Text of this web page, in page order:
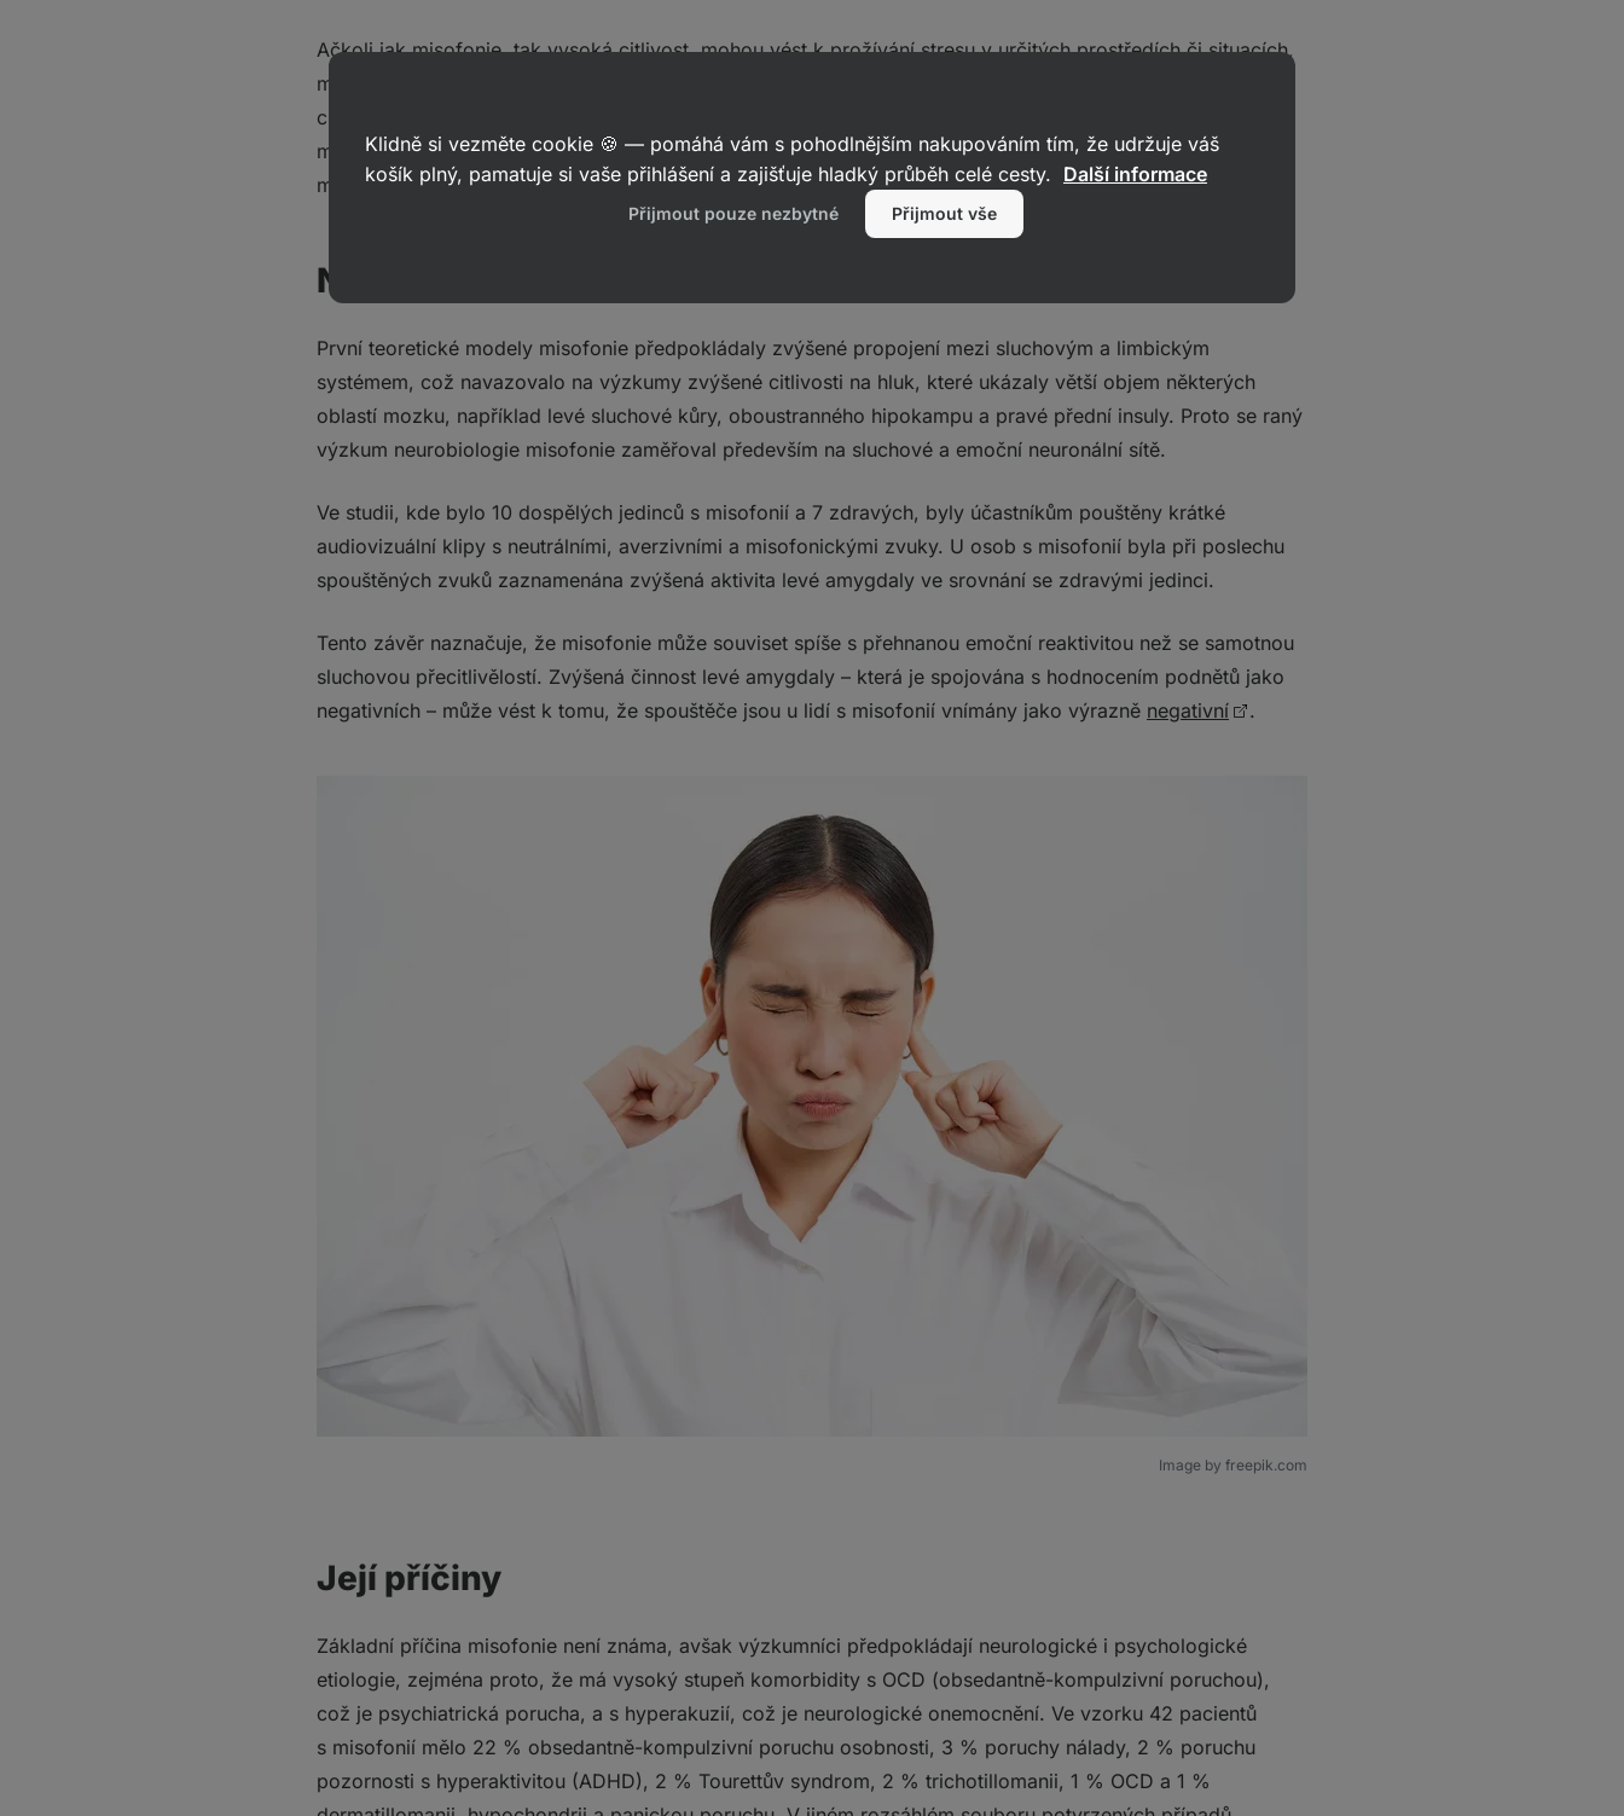
Ačkoli jak misofonie, tak vysoká citlivost, mohou vést k prožívání stresu v určitých prostředích či situacích,
mezi oběma fenomény existují zásadní rozdíly. Misofonie vykazuje výrazně selektivní, převážně sluchový
charakter, a její spouštěče jsou obvykle velmi přesně vymezené. Naproti tomu vysoká citlivost zahrnuje
mnohem širší spektrum percepčních i emočních reakcí, které nejsou omezeny pouze na jeden smyslový
modalitníkanál .
Neurobiologie misofonie
První teoretické modely misofonie předpokládaly zvýšené propojení mezi sluchovým a limbickým
systémem, což navazovalo na výzkumy zvýšené citlivosti na hluk, které ukázaly větší objem některých
oblastí mozku, například levé sluchové kůry, oboustranného hipokampu a pravé přední insuly. Proto se raný
výzkum neurobiologie misofonie zaměřoval především na sluchové a emoční neuronální sítě.
Ve studii, kde bylo 10 dospělých jedinců s misofonií a 7 zdravých, byly účastníkům pouštěny krátké
audiovizuální klipy s neutrálními, averzivními a misofonickými zvuky. U osob s misofonií byla při poslechu
spouštěných zvuků zaznamenána zvýšená aktivita levé amygdaly ve srovnání se zdravými jedinci.
Tento závěr naznačuje, že misofonie může souviset spíše s přehnanou emoční reaktivitou než se samotnou
sluchovou přecitlivělostí. Zvýšená činnost levé amygdaly – která je spojována s hodnocením podnětů jako
negativních – může vést k tomu, že spouštěče jsou u lidí s misofonií vnímány jako výrazně negativní .
Image by freepik.com
Její příčiny
Základní příčina misofonie není známa, avšak výzkumníci předpokládají neurologické i psychologické
etiologie, zejména proto, že má vysoký stupeň komorbidity s OCD (obsedantně-kompulzivní poruchou),
což je psychiatrická porucha, a s hyperakuzií, což je neurologické onemocnění. Ve vzorku 42 pacientů
s misofonií mělo 22 % obsedantně-kompulzivní poruchu osobnosti, 3 % poruchy nálady, 2 % poruchu
pozornosti s hyperaktivitou (ADHD), 2 % Tourettův syndrom, 2 % trichotillomanii, 1 % OCD a 1 %
Klidně si vezměte cookie 🍪 — pomáhá vám s pohodlnějším nakupováním tím, že udržuje váš
košík plný, pamatuje si vaše přihlášení a zajišťuje hladký průběh celé cesty. Další informace
Přijmout pouze nezbytné Přijmout vše